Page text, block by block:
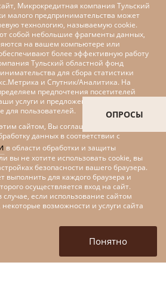
малого и
предпринимательства
программы
экономика»
ОПРОСЫ
Микрокредитная компания Тульский
малого предпринимательства может
технологию, называемую cookie.
собой небольшие фрагменты данных,
на вашем компьютере или
более эффективную работу
Тульский областной фонд
для сбора статистики
и Спутник/Аналитика. На
предпочтения посетителей
услуги и предложения, делаем наш
для пользователей.
сайтом, Вы соглашаетесь на
данных в соответствии с
в области обработки и защиты
вы не хотите использовать cookie, вы
безопасности вашего браузера.
выполнить для каждого браузера и
осуществляется вход на сайт.
если использование сайтом
возможности и услуги сайта
Понятно